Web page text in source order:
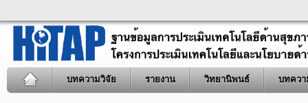
บทความวิจัย รายงาน วิทยานิพนธ์ บทควา